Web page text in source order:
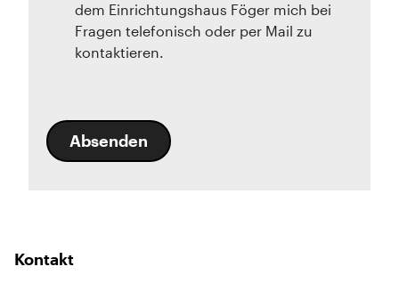
dem Einrichtungshaus Föger mich bei
Fragen telefonisch oder per Mail zu
kontaktieren.
Absenden
Kontakt